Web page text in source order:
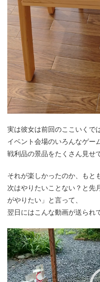
実は彼女は前回のここいくで
イベント会場のいろんなゲー
戦利品の景品をたくさん見せ
それが楽しかったのか、もと
次はやりたいことない？と先
がやりたい」と言って、
翌日にはこんな動画が送られ
動
画
プ
レ